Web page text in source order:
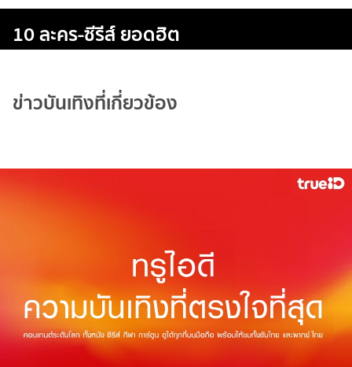
10 ละคร-ซีรีส์ ยอดฮิต
ข่าวบันเทิงที่เกี่ยวข้อง